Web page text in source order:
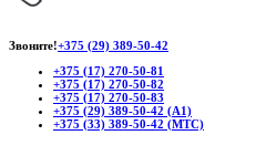
Звоните!+375 (29) 389-50-42
+375 (17) 270-50-81
+375 (17) 270-50-82
+375 (17) 270-50-83
+375 (29) 389-50-42 (А1)
+375 (33) 389-50-42 (МТС)